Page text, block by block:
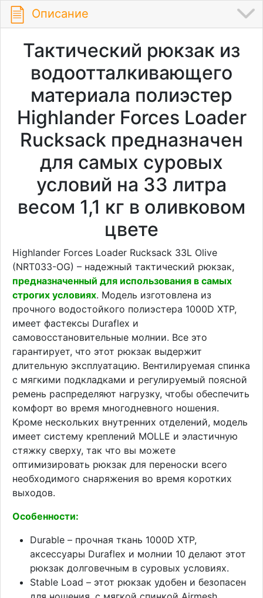
Описание
Тактический рюкзак из
водоотталкивающего
материала полиэстер
Highlander Forces Loader
Rucksack предназначен
для самых суровых
условий на 33 литра
весом 1,1 кг в оливковом
цвете
Highlander Forces Loader Rucksack 33L Olive
(NRT033-OG) – надежный тактический рюкзак,
предназначенный для использования в самых
строгих условиях. Модель изготовлена из
прочного водостойкого полиэстера 1000D XTP,
имеет фастексы Duraflex и
самовосстановительные молнии. Все это
гарантирует, что этот рюкзак выдержит
длительную эксплуатацию. Вентилируемая спинка
с мягкими подкладками и регулируемый поясной
ремень распределяют нагрузку, чтобы обеспечить
комфорт во время многодневного ношения.
Кроме нескольких внутренних отделений, модель
имеет систему креплений MOLLE и эластичную
стяжку сверху, так что вы можете
оптимизировать рюкзак для переноски всего
необходимого снаряжения во время коротких
выходов.
Особенности:
Durable – прочная ткань 1000D XTP,
аксессуары Duraflex и молнии 10 делают этот
рюкзак долговечным в суровых условиях.
Stable Load – этот рюкзак удобен и безопасен